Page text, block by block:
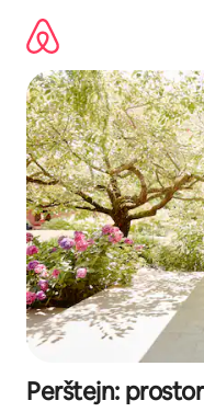
sadržaj
Perštejn: